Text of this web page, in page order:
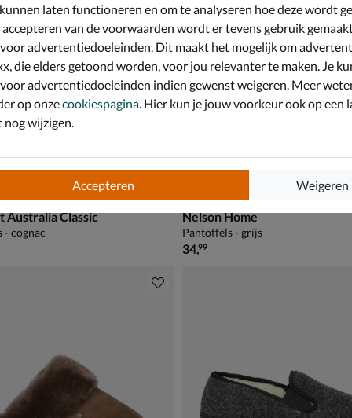
Australia Classic
- cognac
Nelson Home
Pantoffels - grijs
€ 34,99
34,99
laten functioneren en om te analyseren hoe deze wordt
van de voorwaarden wordt er tevens gebruik
advertentiedoeleinden. Dit maakt het mogelijk om
die elders getoond worden, voor jou relevanter te maken. Je
advertentiedoeleinden indien gewenst weigeren. Meer
op onzecookiespagina . Hier kun je jouw voorkeur ook op een
wijzigen.
Accepteren Weigeren